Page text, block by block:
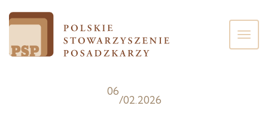
06
/02.2026